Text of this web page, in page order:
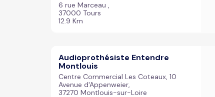
6 rue Marceau ,
37000 Tours
12.9 Km
Audioprothésiste Entendre
Montlouis
Centre Commercial Les Coteaux, 10
Avenue d'Appenweier,
37270 Montlouis-sur-Loire